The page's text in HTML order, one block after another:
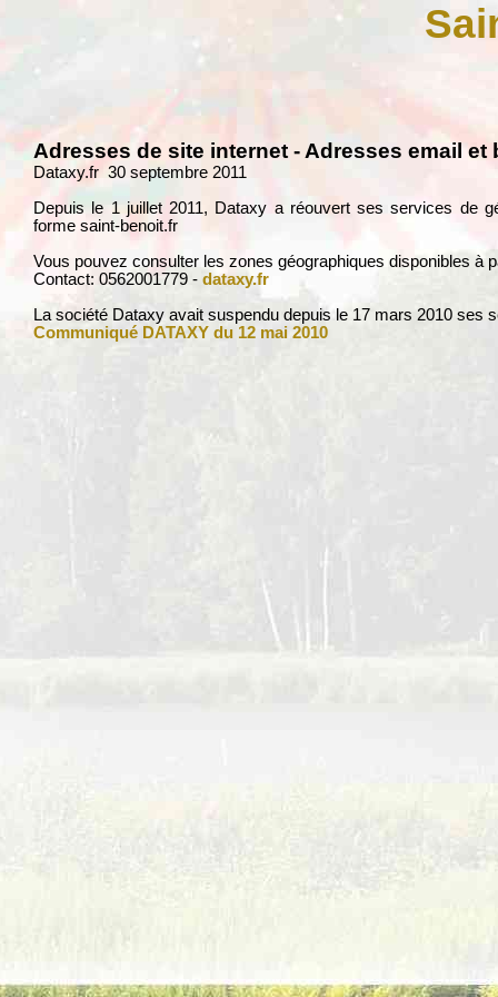
Adresses de site internet - Adresses email et
Dataxy.fr 30 septembre 2011
Depuis le 1 juillet 2011, Dataxy a réouvert ses services de
forme saint-benoit.fr
Vous pouvez consulter les zones géographiques disponibles à
Contact: 0562001779 - dataxy.fr
La société Dataxy avait suspendu depuis le 17 mars 2010 ses
Communiqué DATAXY du 12 mai 2010